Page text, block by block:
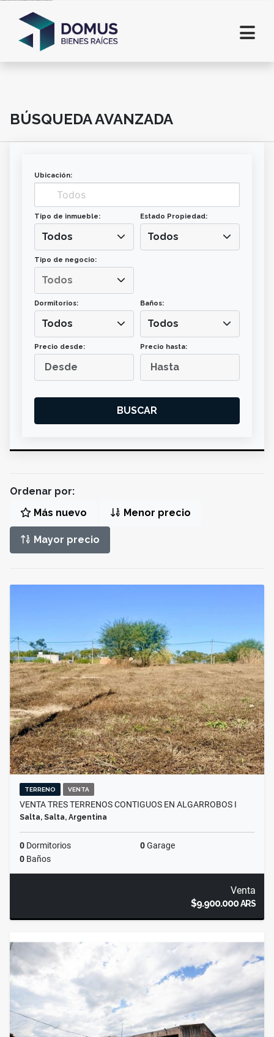
BÚSQUEDA AVANZADA
Ubicación:
Tipo de inmueble:
Todos
Estado Propiedad:
Todos
Tipo de negocio:
Dormitorios:
Todos
Baños:
Todos
Precio desde: Precio hasta:
BUSCAR
Ordenar por:
Más nuevo
Menor precio
Mayor precio
TERRENO VENTA
VENTA TRES TERRENOS CONTIGUOS EN ALGARROBOS I
Salta, Salta, Argentina
0 Dormitorios 0Garage
0 Baños
Venta
$9.900.000ARS